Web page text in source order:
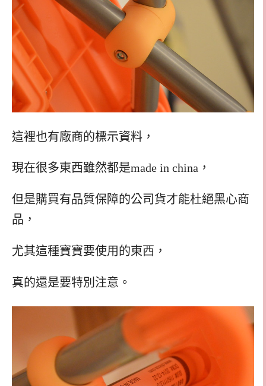
這裡也有廠商的標示資料，
現在很多東西雖然都是made in china，
但是購買有品質保障的公司貨才能杜絕黑心商
品，
尤其這種寶寶要使用的東西，
真的還是要特別注意。